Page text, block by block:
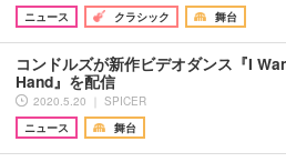
ニュース
クラシック 舞台
コンドルズが新作ビデオダンス『I
Hand』を配信
2020.5.20 ｜ SPICER
ニュース
舞台